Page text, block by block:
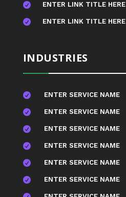
 ENTER LINK TITLE HERE
 ENTER LINK TITLE HERE
INDUSTRIES
 ENTER SERVICE NAME
 ENTER SERVICE NAME
 ENTER SERVICE NAME
 ENTER SERVICE NAME
 ENTER SERVICE NAME
 ENTER SERVICE NAME